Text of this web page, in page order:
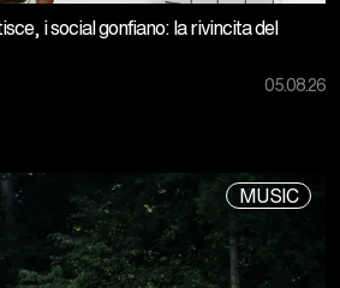
i social gonfiano: la rivincita del
05.08.26
MUSIC